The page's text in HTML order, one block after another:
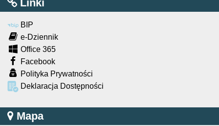
Linki
BIP
e-Dziennik
Office 365
Facebook
Polityka Prywatności
Deklaracja Dostępności
Mapa